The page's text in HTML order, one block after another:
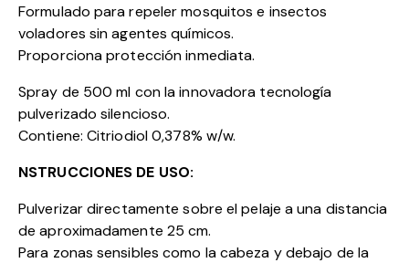
Formulado para repeler mosquitos e insectos
voladores sin agentes químicos.
Proporciona protección inmediata.
Spray de 500 ml con la innovadora tecnología
pulverizado silencioso.
Contiene: Citriodiol 0,378% w/w.
NSTRUCCIONES DE USO:
Pulverizar directamente sobre el pelaje a una distancia
de aproximadamente 25 cm.
Para zonas sensibles como la cabeza y debajo de la